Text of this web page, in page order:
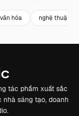
văn hóa nghệ thuật
tác phẩm xuất sắc
nhà sáng tạo, doanh